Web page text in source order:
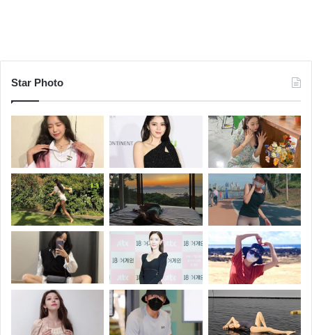
Star Photo